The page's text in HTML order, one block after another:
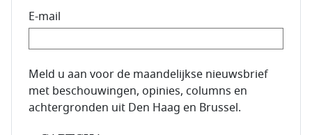
E-mail
E-mailadres van de abonnee.
Meld u aan voor de maandelijkse nieuwsbrief
met beschouwingen, opinies, columns en
achtergronden uit Den Haag en Brussel.